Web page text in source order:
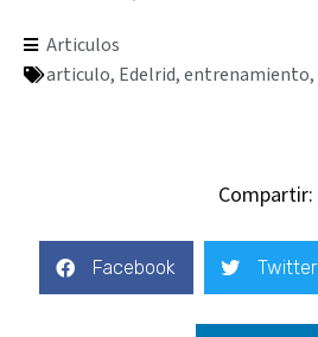
Articulos
articulo, Edelrid, entrenamiento,
Compartir:
Facebook Twitter